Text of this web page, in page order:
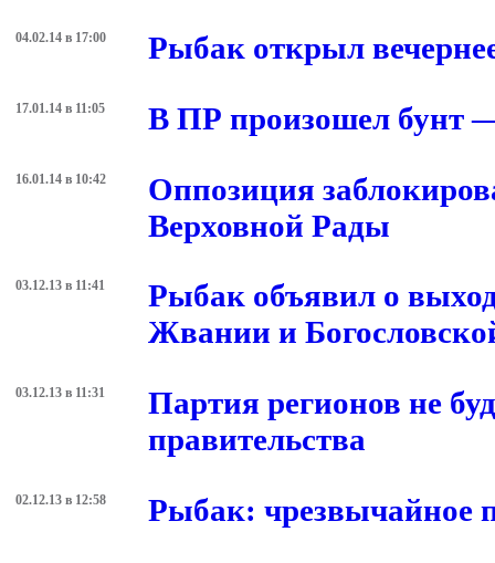
04.02.14 в 17:00 Рыбак открыл
17.01.14 в 11:05 В ПР произошел бунт
16.01.14 в 10:42
Оппозиция
Верховной Рады
03.12.13 в 11:41
Рыбак объявил о
Жвании и
03.12.13 в 11:31
Партия регионов не
правительства
02.12.13 в 12:58 Рыбак: чрезвычайное